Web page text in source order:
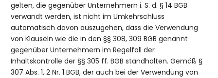
gelten, die gegenüber Unternehmern i. S. d. § 14 BGB
verwandt werden, ist nicht im Umkehrschluss
automatisch davon auszugehen, dass die Verwendung
von Klauseln wie die in den §§ 308, 309 BGB genannt
gegenüber Unternehmern im Regelfall der
Inhaltskontrolle der §§ 305 ff. BGB standhalten. Gemäß §
307 Abs. 1, 2 Nr. 1 BGB, der auch bei der Verwendung von